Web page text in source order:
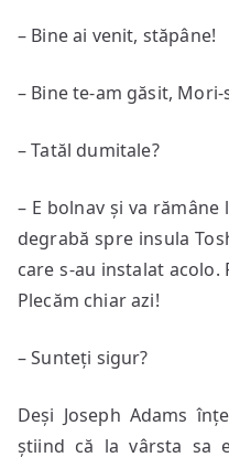
– Bine ai venit, stăpâne!
– Bine te-am găsit, Mori-
– Tatăl dumitale?
– E bolnav și va
degrabă spre insula
care s-au instalat
Plecăm chiar azi!
– Sunteți sigur?
Deși Joseph Adams
știind că la vârsta sa